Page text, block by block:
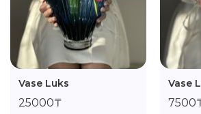
Vase Luks
25000₸
Vase